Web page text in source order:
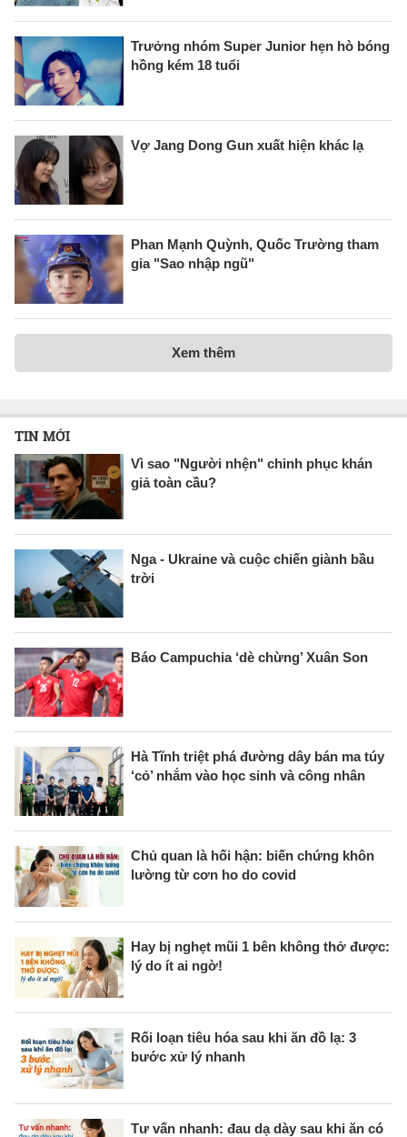
Trưởng nhóm Super Junior hẹn hò bóng
hồng kém 18 tuổi
Vợ Jang Dong Gun xuất hiện khác lạ
Phan Mạnh Quỳnh, Quốc Trường tham
gia "Sao nhập ngũ"
Xem thêm
TIN MỚI
Vì sao "Người nhện" chinh phục khán
giả toàn cầu?
Nga - Ukraine và cuộc chiến giành bầu
trời
Báo Campuchia ‘dè chừng’ Xuân Son
Hà Tĩnh triệt phá đường dây bán ma túy
‘cỏ’ nhắm vào học sinh và công nhân
Chủ quan là hối hận: biến chứng khôn
lường từ cơn ho do covid
Hay bị nghẹt mũi 1 bên không thở được:
lý do ít ai ngờ!
Rối loạn tiêu hóa sau khi ăn đồ lạ: 3
bước xử lý nhanh
Tư vấn nhanh: đau dạ dày sau khi ăn có